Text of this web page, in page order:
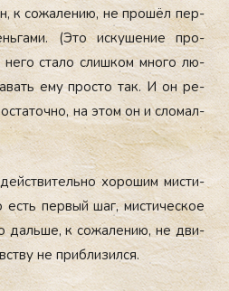
к со­жале­нию, не про­шёл пер­
(Это ис­ку­шение про­
ста­ло слиш­ком мно­го лю­
ему прос­то так. И он ре­
на этом он и сло­мал­
хо­рошим мис­ти­
есть пер­вый шаг, мис­ти­чес­кое
даль­ше, к со­жале­нию, не дви­
не приб­ли­зил­ся.